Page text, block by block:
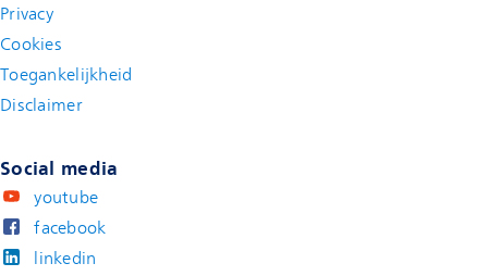
Privacy
Cookies
Toegankelijkheid
Disclaimer(new window)
Social media
youtube
facebook
linkedin